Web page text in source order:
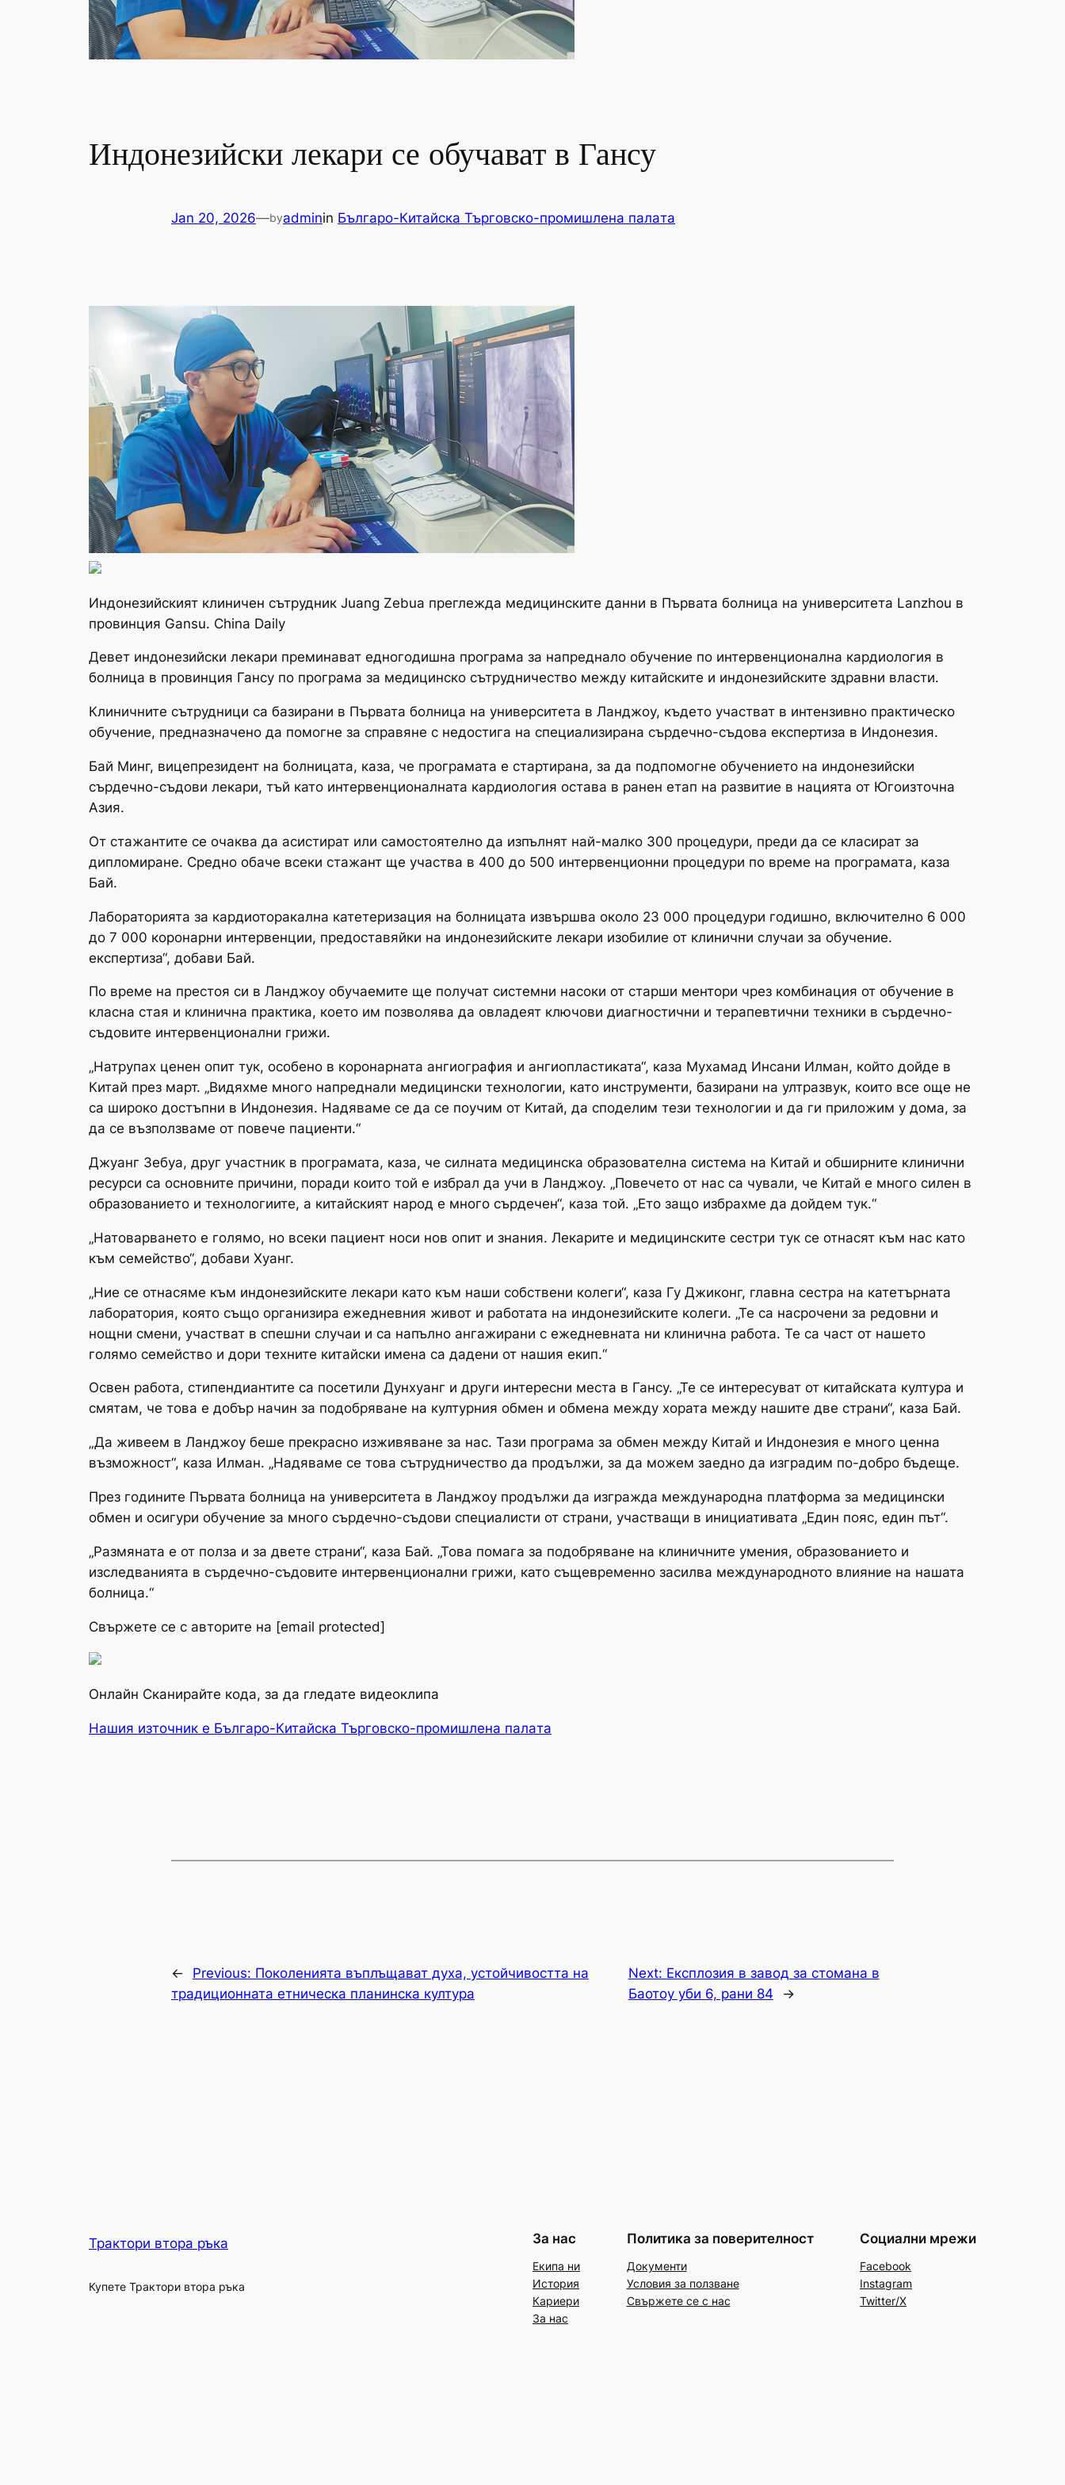
Индонезийски лекари се обучават в Гансу
Jan 20, 2026—byadminin Българо-Китайска Търговско-промишлена палaта
Индонезийският клиничен сътрудник Juang Zebua преглежда медицинските данни в Първата болница на университета Lanzhou в
провинция Gansu. China Daily
Девет индонезийски лекари преминават едногодишна програма за напреднало обучение по интервенционална кардиология в
болница в провинция Гансу по програма за медицинско сътрудничество между китайските и индонезийските здравни власти.
Клиничните сътрудници са базирани в Първата болница на университета в Ланджоу, където участват в интензивно практическо
обучение, предназначено да помогне за справяне с недостига на специализирана сърдечно-съдова експертиза в Индонезия.
Бай Минг, вицепрезидент на болницата, каза, че програмата е стартирана, за да подпомогне обучението на индонезийски
сърдечно-съдови лекари, тъй като интервенционалната кардиология остава в ранен етап на развитие в нацията от Югоизточна
Азия.
От стажантите се очаква да асистират или самостоятелно да изпълнят най-малко 300 процедури, преди да се класират за
дипломиране. Средно обаче всеки стажант ще участва в 400 до 500 интервенционни процедури по време на програмата, каза
Бай.
Лабораторията за кардиоторакална катетеризация на болницата извършва около 23 000 процедури годишно, включително 6 000
до 7 000 коронарни интервенции, предоставяйки на индонезийските лекари изобилие от клинични случаи за обучение.
експертиза“, добави Бай.
По време на престоя си в Ланджоу обучаемите ще получат системни насоки от старши ментори чрез комбинация от обучение в
класна стая и клинична практика, което им позволява да овладеят ключови диагностични и терапевтични техники в сърдечно-
съдовите интервенционални грижи.
„Натрупах ценен опит тук, особено в коронарната ангиография и ангиопластиката“, каза Мухамад Инсани Илман, който дойде в
Китай през март. „Видяхме много напреднали медицински технологии, като инструменти, базирани на ултразвук, които все още не
са широко достъпни в Индонезия. Надяваме се да се поучим от Китай, да споделим тези технологии и да ги приложим у дома, за
да се възползваме от повече пациенти.“
Джуанг Зебуа, друг участник в програмата, каза, че силната медицинска образователна система на Китай и обширните клинични
ресурси са основните причини, поради които той е избрал да учи в Ланджоу. „Повечето от нас са чували, че Китай е много силен в
образованието и технологиите, а китайският народ е много сърдечен“, каза той. „Ето защо избрахме да дойдем тук.“
„Натоварването е голямо, но всеки пациент носи нов опит и знания. Лекарите и медицинските сестри тук се отнасят към нас като
към семейство“, добави Хуанг.
„Ние се отнасяме към индонезийските лекари като към наши собствени колеги“, каза Гу Джиконг, главна сестра на катетърната
лаборатория, която също организира ежедневния живот и работата на индонезийските колеги. „Те са насрочени за редовни и
нощни смени, участват в спешни случаи и са напълно ангажирани с ежедневната ни клинична работа. Те са част от нашето
голямо семейство и дори техните китайски имена са дадени от нашия екип.“
Освен работа, стипендиантите са посетили Дунхуанг и други интересни места в Гансу. „Те се интересуват от китайската култура и
смятам, че това е добър начин за подобряване на културния обмен и обмена между хората между нашите две страни“, каза Бай.
„Да живеем в Ланджоу беше прекрасно изживяване за нас. Тази програма за обмен между Китай и Индонезия е много ценна
възможност“, каза Илман. „Надяваме се това сътрудничество да продължи, за да можем заедно да изградим по-добро бъдеще.
През годините Първата болница на университета в Ланджоу продължи да изгражда международна платформа за медицински
обмен и осигури обучение за много сърдечно-съдови специалисти от страни, участващи в инициативата „Един пояс, един път“.
„Размяната е от полза и за двете страни“, каза Бай. „Това помага за подобряване на клиничните умения, образованието и
изследванията в сърдечно-съдовите интервенционални грижи, като същевременно засилва международното влияние на нашата
болница.“
Свържете се с авторите на [email protected]
Онлайн Сканирайте кода, за да гледате видеоклипа
Нашия източник е Българо-Китайска Търговско-промишлена палaта
← Previous: Поколенията въплъщават духа, устойчивостта на
традиционната етническа планинска култура
Next: Експлозия в завод за стомана в
Баотоу уби 6, рани 84
→
Трактори втора ръка
Купете Трактори втора ръка
За нас
Екипа ни
История
Кариери
За нас
Политика за поверителност
Документи
Условия за ползване
Свържете се с нас
Социални мрежи
Facebook
Instagram
Twitter/X